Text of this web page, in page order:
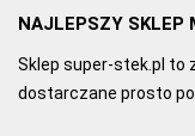
0
0
NAJLEPSZY SKLEP
Sklep super-stek.pl to
dostarczane prosto